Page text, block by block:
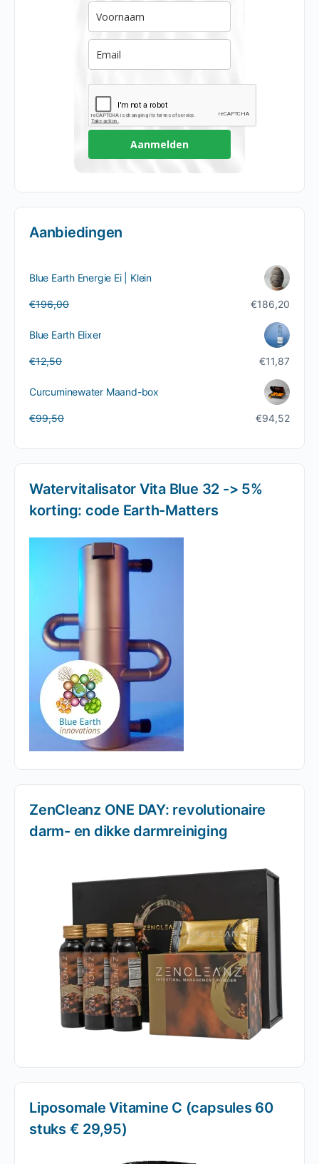
Aanmelden
Aanbiedingen
Blue Earth Energie Ei | Klein
€196,00Oorspronkelijke
was:
€196,00.
€186,20
Huidige
is:
€186,20.
Blue Earth Elixer
€12,50Oorspronkelijke
was:
€12,50.
€11,87
Huidige
is:
€11,87.
Curcuminewater Maand-box
€99,50Oorspronkelijke
€94,52
Huidige
Watervitalisator Vita Blue 32 -> 5%
korting: code Earth-Matters
ZenCleanz ONE DAY: revolutionaire
darm- en dikke darmreiniging
Liposomale Vitamine C (capsules 60
stuks € 29,95)